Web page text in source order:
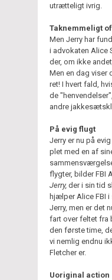
utrætteligt ivrig.
Taknemmeligt
Men Jerry har
i advokaten Alice
der, om ikke
Men en dag viser
ret! I hvert fald,
de
andre
På evig flugt
Jerry er nu på
plet med en af
flygter, bilder FBI
Jerry, der i sin tid
hjælper Alice FBI
Jerry, men er det
fart over feltet fra
den første time,
vi nemlig endnu
Fletcher er.
Uoriginal action